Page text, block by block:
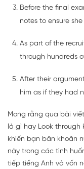
Before the final
notes to ensure
As part of the
through hundreds
After their
him as if they had
Mong rằng qua bài
là gì hay Look through
khiến bạn băn khoăn
này trong các tình
tiếp tiếng Anh và vốn